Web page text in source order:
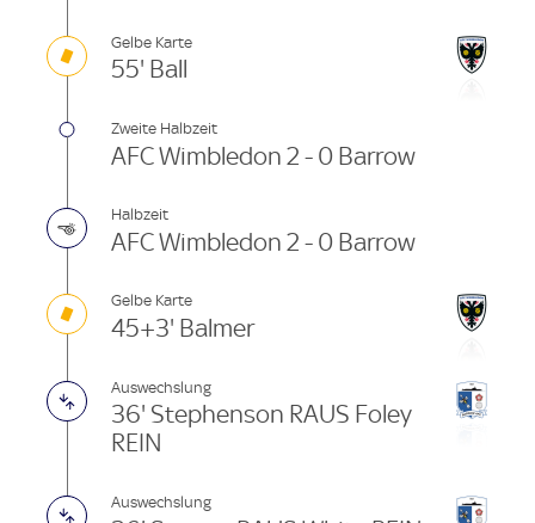
Gelbe Karte
55' Ball
Zweite Halbzeit
AFC Wimbledon 2 - 0 Barrow
Halbzeit
AFC Wimbledon 2 - 0 Barrow
Gelbe Karte
45+3' Balmer
Auswechslung
36' Stephenson RAUS Foley
REIN
Auswechslung